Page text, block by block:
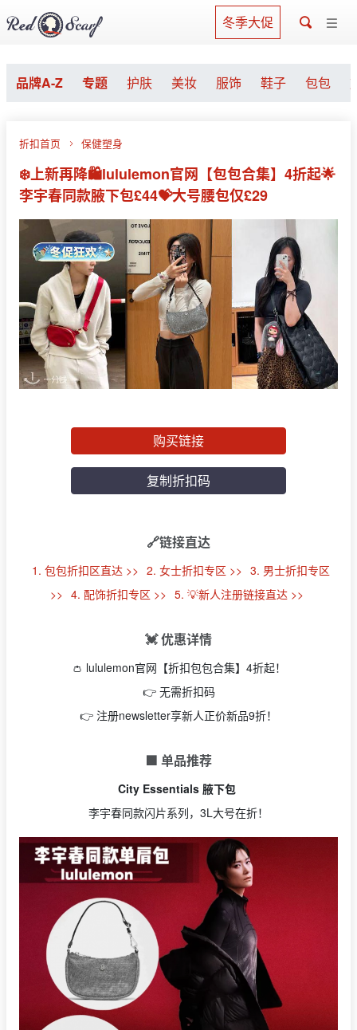
冬季大促
品牌A-Z 专题 护肤 美妆 服饰 鞋子 包包
折扣首页 保健塑身
❄️上新再降🛍lululemon官网【包包合集】4折起🌟
李宇春同款腋下包£44💝大号腰包仅£29
购买链接
复制折扣码
🔗链接直达
1. 包包折扣区直达 >> 2. 女士折扣专区 >> 3. 男士折扣专区
>> 4. 配饰折扣专区 >> 5. 💡新人注册链接直达 >>
💓 优惠详情
👛 lululemon官网【折扣包包合集】4折起！
👉 无需折扣码
👉 注册newsletter享新人正价新品9折！
🟩 单品推荐
City Essentials 腋下包
李宇春同款闪片系列，3L大号在折！